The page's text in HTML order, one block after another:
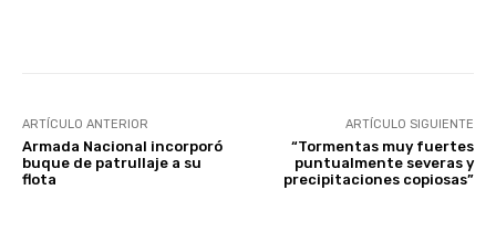
ARTÍCULO ANTERIOR
Armada Nacional incorporó
buque de patrullaje a su
flota
ARTÍCULO SIGUIENTE
​​​​​​​“Tormentas muy fuertes
puntualmente severas y
precipitaciones copiosas”